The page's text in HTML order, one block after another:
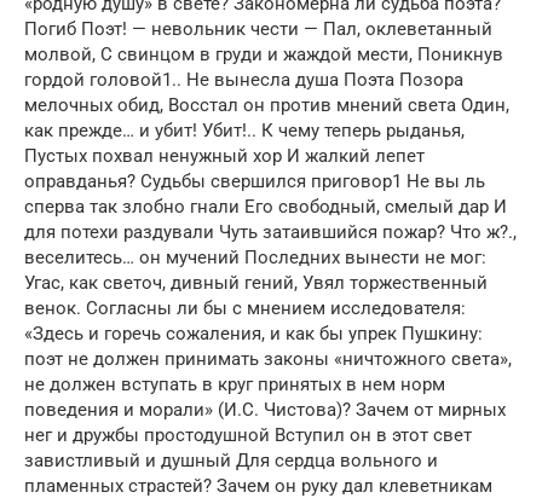
Погиб Поэт! — невольник чести — Пал, оклеветанный
молвой, С свинцом в груди и жаждой мести, Поникнув
гордой головой1.. Не вынесла душа Поэта Позора
мелочных обид, Восстал он против мнений света Один,
как прежде… и убит! Убит!.. К чему теперь рыданья,
Пустых похвал ненужный хор И жалкий лепет
оправданья? Судьбы свершился приговор1 Не вы ль
сперва так злобно гнали Его свободный, смелый дар И
для потехи раздували Чуть затаившийся пожар? Что ж?.,
веселитесь… он мучений Последних вынести не мог:
Угас, как светоч, дивный гений, Увял торжественный
венок. Согласны ли бы с мнением исследователя:
«Здесь и горечь сожа­ления, и как бы упрек Пушкину:
поэт не должен принимать законы «ничтожного света»,
не должен вступать в круг принятых в нем норм
поведения и морали» (И.С. Чистова)? Зачем от мирных
нег и дружбы простодушной Вступил он в этот свет
завистливый и душный Для сердца вольного и
пламенных страстей? Зачем он руку дал клеветникам